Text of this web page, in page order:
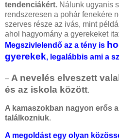
tendenciákért. Nálunk ugyanis
rendszeresen a pohár fenekére
szerves része az ivás, mint
ahol hagyomány a gyerekeket
Megszivlelendő az a tény is
gyerekek, legalábbis ami a
– A nevelés elveszett
és az iskola között.
A kamaszokban nagyon erős
találkozniuk.
A megoldást egy olyan